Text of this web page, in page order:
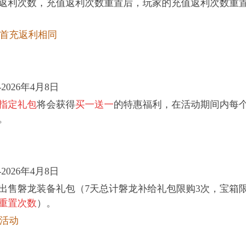
利次数，充值返利次数重置后，玩家的充值返利次数重
充返利相同
6年4月 8日
定礼包将会获得买一送一的特惠福利，在活动期间内每
。
6年4月 8日
售磐龙装备礼包（7天总计磐龙补给礼包限购3次，宝箱
置次数）。
动